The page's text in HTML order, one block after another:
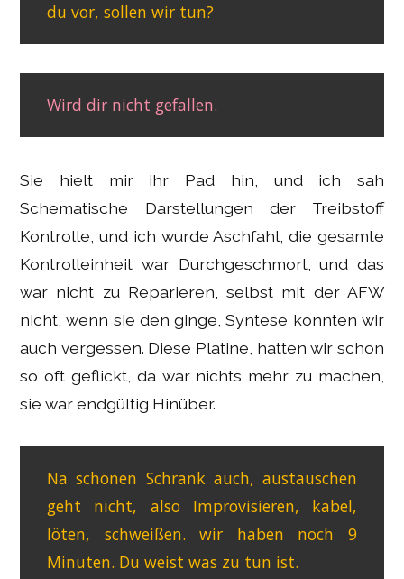
du vor, sollen wir tun?
Wird dir nicht gefallen.
Sie hielt mir ihr Pad hin, und ich sah
Schematische Darstellungen der Treibstoff
Kontrolle, und ich wurde Aschfahl, die gesamte
Kontrolleinheit war Durchgeschmort, und das
war nicht zu Reparieren, selbst mit der AFW
nicht, wenn sie den ginge, Syntese konnten wir
auch vergessen. Diese Platine, hatten wir schon
so oft geflickt, da war nichts mehr zu machen,
sie war endgültig Hinüber.
Na schönen Schrank auch, austauschen
geht nicht, also Improvisieren, kabel,
löten, schweißen. wir haben noch 9
Minuten. Du weist was zu tun ist.